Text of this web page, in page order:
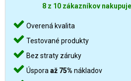
8 z 10 zákazníkov
Overená kvalita
Testované produkty
Bez straty záruky
Úspora až 75% nákladov